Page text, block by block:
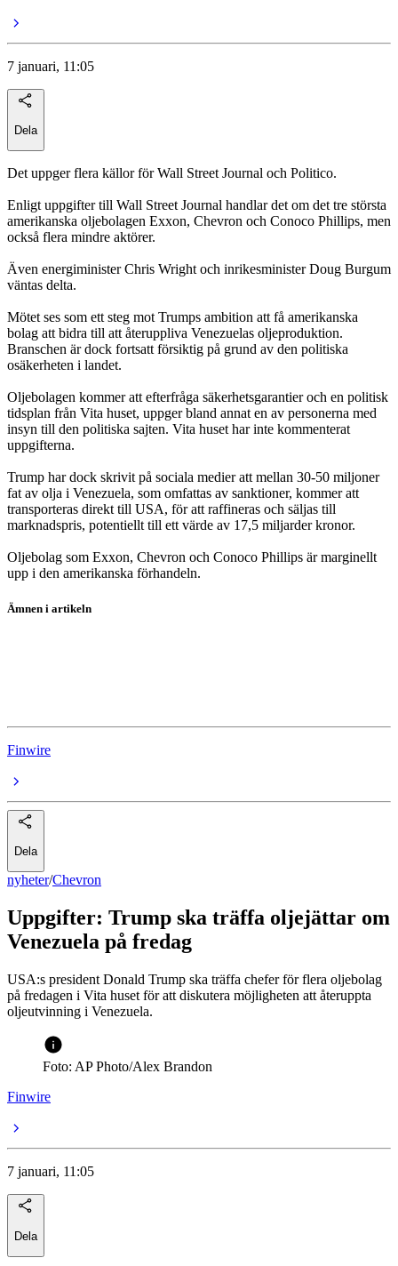
7 januari, 11:05
Dela
Det uppger flera källor för Wall Street Journal och Politico.
Enligt uppgifter till Wall Street Journal handlar det om det tre största
amerikanska oljebolagen Exxon, Chevron och Conoco Phillips, men
också flera mindre aktörer.
Även energiminister Chris Wright och inrikesminister Doug Burgum
väntas delta.
Mötet ses som ett steg mot Trumps ambition att få amerikanska
bolag att bidra till att återuppliva Venezuelas oljeproduktion.
Branschen är dock fortsatt försiktig på grund av den politiska
osäkerheten i landet.
Oljebolagen kommer att efterfråga säkerhetsgarantier och en politisk
tidsplan från Vita huset, uppger bland annat en av personerna med
insyn till den politiska sajten. Vita huset har inte kommenterat
uppgifterna.
Trump har dock skrivit på sociala medier att mellan 30-50 miljoner
fat av olja i Venezuela, som omfattas av sanktioner, kommer att
transporteras direkt till USA, för att raffineras och säljas till
marknadspris, potentiellt till ett värde av 17,5 miljarder kronor.
Oljebolag som Exxon, Chevron och Conoco Phillips är marginellt
upp i den amerikanska förhandeln.
Ämnen i artikeln
Finwire
Dela
nyheter/Chevron
Uppgifter: Trump ska träffa oljejättar om
Venezuela på fredag
USA:s president Donald Trump ska träffa chefer för flera oljebolag
på fredagen i Vita huset för att diskutera möjligheten att återuppta
oljeutvinning i Venezuela.
Foto: AP Photo/Alex Brandon
Finwire
7 januari, 11:05
Dela